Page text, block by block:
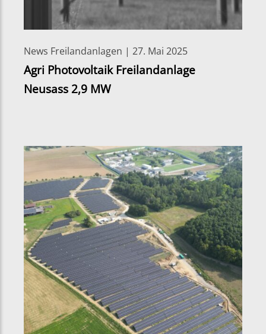
News Freilandanlagen | 27. Mai 2025
Agri Photovoltaik Freilandanlage
Neusass 2,9 MW